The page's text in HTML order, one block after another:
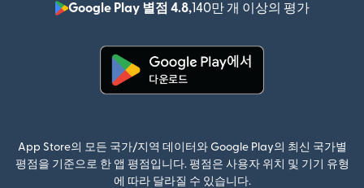
Google Play 별점 4.8,140만 개 이상의 평가
App Store의 모든 국가/지역 데이터와 Google Play의 최신 국가별
평점을 기준으로 한 앱 평점입니다. 평점은 사용자 위치 및 기기 유형
에 따라 달라질 수 있습니다.